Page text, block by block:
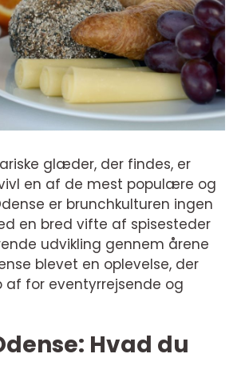
glæder, der findes, er
en af de mest populære og
er brunchkulturen ingen
en bred vifte af spisesteder
udvikling gennem årene
blevet en oplevelse, der
af for eventyrrejsende og
Hvad du